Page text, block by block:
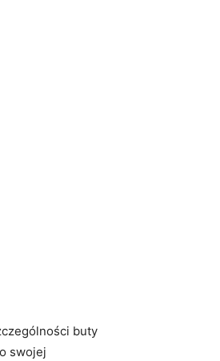
buty
swojej